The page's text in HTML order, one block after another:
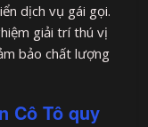
dịch vụ gái gọi.
giải trí thú vị
bảo chất lượng
Cô Tô quy